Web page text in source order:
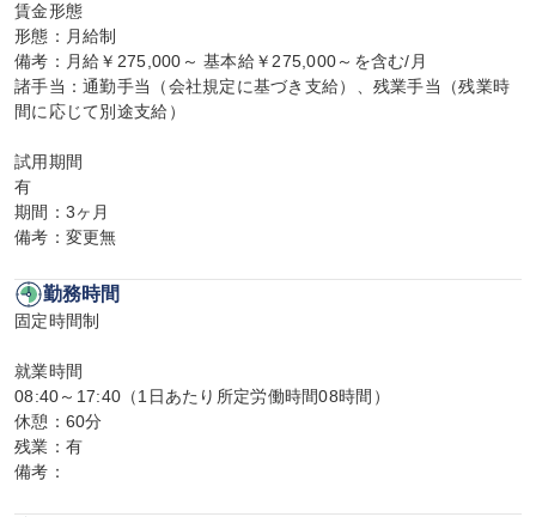
賃金形態
形態：月給制
備考：月給￥275,000～ 基本給￥275,000～を含む/月
諸手当：通勤手当（会社規定に基づき支給）、残業手当（残業時
間に応じて別途支給）
試用期間
有
期間：3ヶ月
備考：変更無
勤務時間
固定時間制
就業時間
08:40～17:40（1日あたり所定労働時間08時間）
休憩：60分
残業：有
備考：